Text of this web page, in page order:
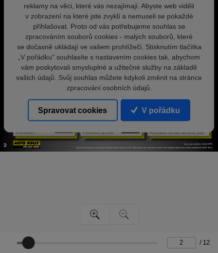
/ 12
reklamy na věci, které vás nezajímají. Abyste web viděli
v zobrazení na které jste zvyklí a nemuseli se pokaždé
přihlašovat. Proto od vás potřebujeme souhlas se
zpracováním souborů cookies - malých souborů, které
se dočasně ukládají ve vašem prohlížeči. Stisknutím tlačítka
„V pořádku“ souhlasíte s nastavením cookies tak, abychom
vám poskytovali smysluplné a užitečné služby na základě
vašich údajů. Svůj souhlas můžete kdykoli změnit na stránce
zpracování osobních údajů.
Spravovat cookies V pořádku